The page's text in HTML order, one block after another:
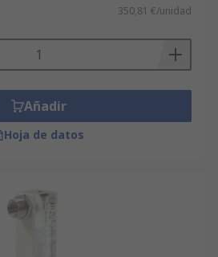
350,81 €/unidad
Añadir
Hoja de datos